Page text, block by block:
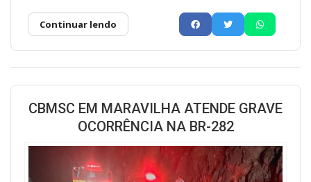
Continuar lendo
CBMSC EM MARAVILHA ATENDE GRAVE
OCORRÊNCIA NA BR-282